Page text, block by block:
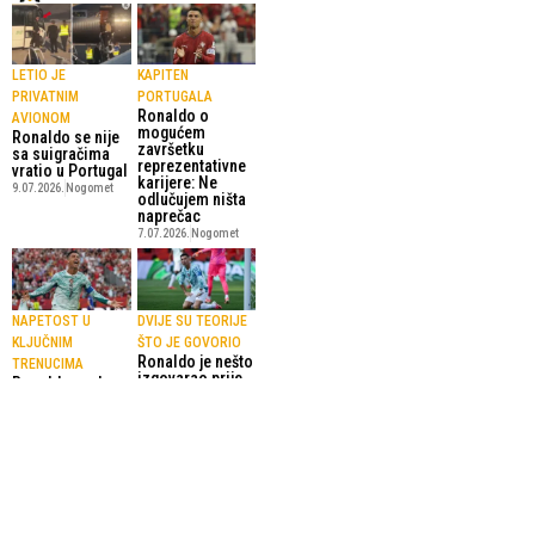
LETIO JE
PRIVATNIM
AVIONOM
Ronaldo se nije
sa suigračima
vratio u Portugal
9.07.2026. Nogomet
KAPITEN
PORTUGALA
Ronaldo o
mogućem
završetku
reprezentativne
karijere: Ne
odlučujem ništa
naprečac
7.07.2026. Nogomet
NAPETOST U
KLJUČNIM
TRENUCIMA
Ronaldov puls u
DVIJE SU TEORIJE
ŠTO JE GOVORIO
Ronaldo je nešto
izgovarao prije